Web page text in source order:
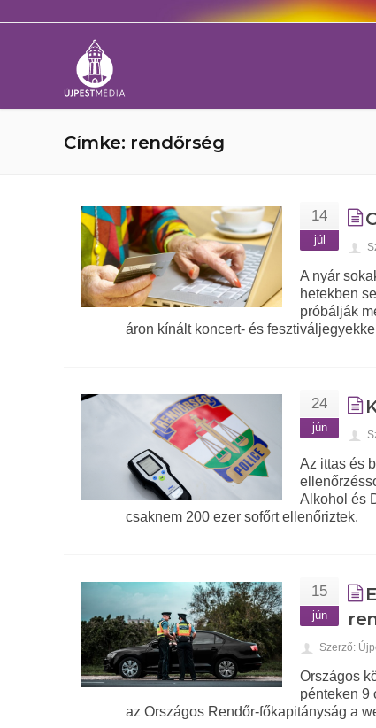
Címke: rendőrség
14
júl
A nyár
hetekben
próbálják
áron kínált koncert- és
24
jún
Az ittas és
Alkohol és
csaknem 200 ezer sofőrt ellenőriztek.
15
jún
Szerző:
Országos
pénteken 9
az Országos Rendőr-főkapitányság a